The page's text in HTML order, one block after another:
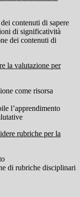
contenuti di sapere
di significatività
dei contenuti di
la valutazione per
come risorsa
l’apprendimento
rubriche per la
di rubriche disciplinari